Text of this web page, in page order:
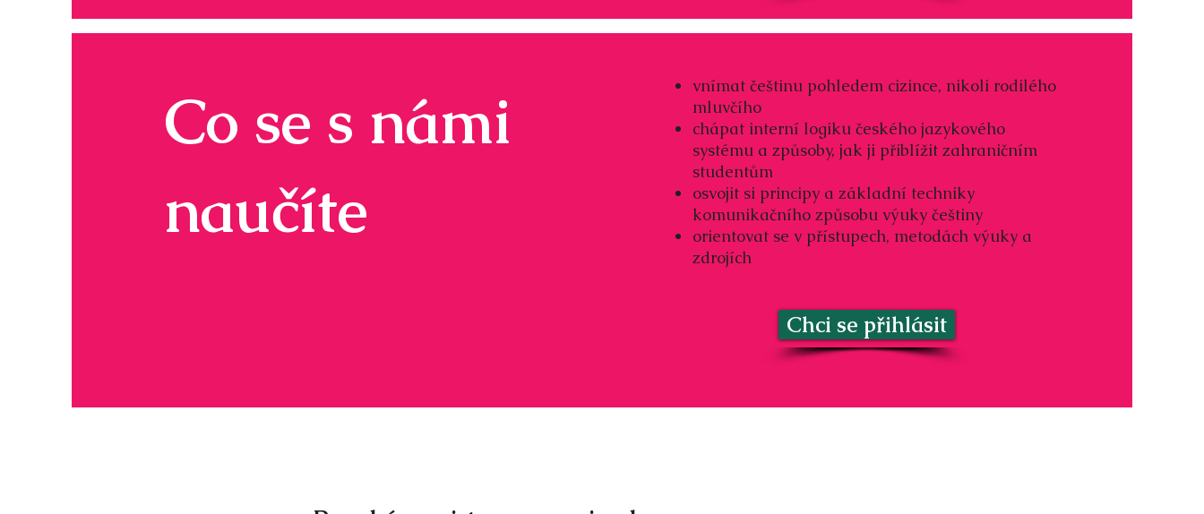
Co se s námi
naučíte
vnímat češtinu pohledem cizince, nikoli rodilého
mluvčího
chápat interní logiku českého jazykového
systému a způsoby, jak ji přiblížit zahraničním
studentům
osvojit si principy a základní techniky
komunikačního způsobu výuky češtiny
orientovat se v přístupech, metodách výuky a
zdrojích
Chci se přihlásit